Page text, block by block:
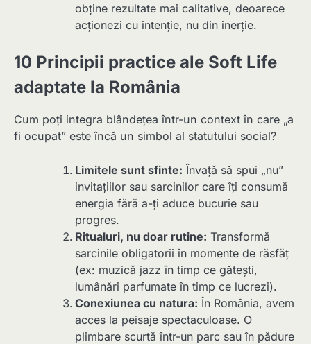
obține rezultate mai calitative, deoarece
acționezi cu intenție, nu din inerție.
10 Principii practice ale Soft Life
adaptate la România
Cum poți integra blândețea într-un context în care „a
fi ocupat” este încă un simbol al statutului social?
Limitele sunt sfinte: Învață să spui „nu”
invitațiilor sau sarcinilor care îți consumă
energia fără a-ți aduce bucurie sau
progres.
Ritualuri, nu doar rutine: Transformă
sarcinile obligatorii în momente de răsfăț
(ex: muzică jazz în timp ce gătești,
lumânări parfumate în timp ce lucrezi).
Conexiunea cu natura: În România, avem
acces la peisaje spectaculoase. O
plimbare scurtă într-un parc sau în pădure